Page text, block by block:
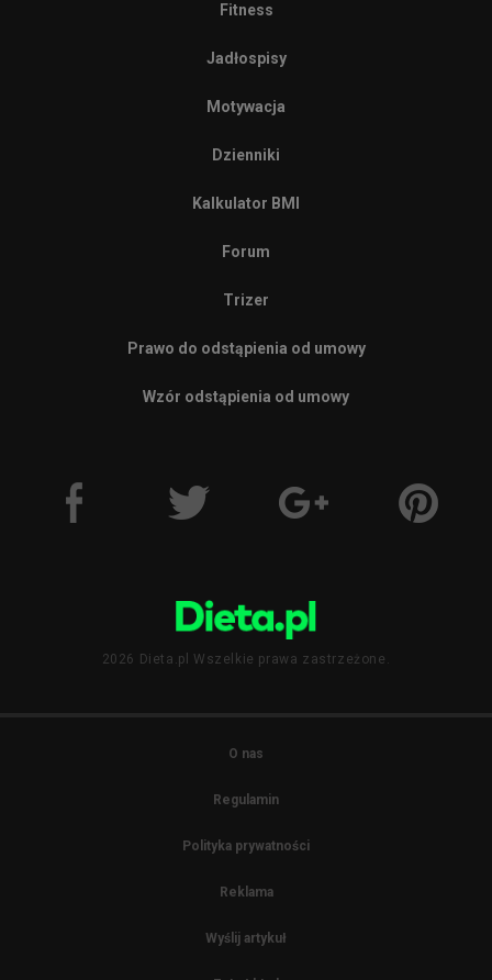
Fitness
Jadłospisy
Motywacja
Dzienniki
Kalkulator BMI
Forum
Trizer
Prawo do odstąpienia od umowy
Wzór odstąpienia od umowy
2026 Dieta.pl Wszelkie prawa zastrzeżone.
O nas
Regulamin
Polityka prywatności
Reklama
Wyślij artykuł